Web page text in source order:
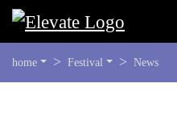
BEFINDEN
SICH
home Festival News